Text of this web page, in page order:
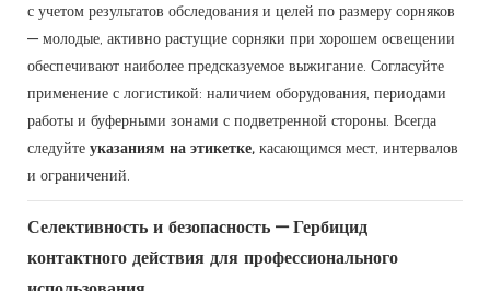
с учетом результатов обследования и целей по размеру сорняков
— молодые, активно растущие сорняки при хорошем освещении
обеспечивают наиболее предсказуемое выжигание. Согласуйте
применение с логистикой: наличием оборудования, периодами
работы и буферными зонами с подветренной стороны. Всегда
следуйте указаниям на этикетке, касающимся мест, интервалов
и ограничений.
Селективность и безопасность — Гербицид
контактного действия для профессионального